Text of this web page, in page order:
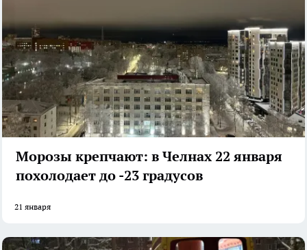
Морозы крепчают: в Челнах 22 января
похолодает до -23 градусов
21 января